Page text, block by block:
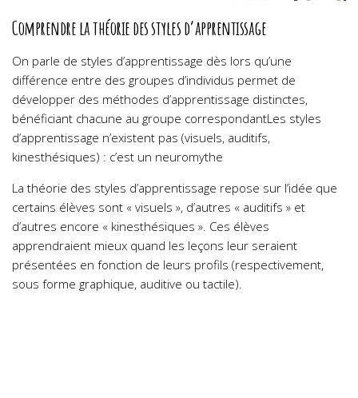
Comprendre la théorie des styles d’apprentissage
On parle de styles d’apprentissage dès lors qu’une
différence entre des groupes d’individus permet de
développer des méthodes d’apprentissage distinctes,
bénéficiant chacune au groupe correspondantLes styles
d’apprentissage n’existent pas (visuels, auditifs,
kinesthésiques) : c’est un neuromythe
La théorie des styles d’apprentissage repose sur l’idée que
certains élèves sont « visuels », d’autres « auditifs » et
d’autres encore « kinesthésiques ». Ces élèves
apprendraient mieux quand les leçons leur seraient
présentées en fonction de leurs profils (respectivement,
sous forme graphique, auditive ou tactile).